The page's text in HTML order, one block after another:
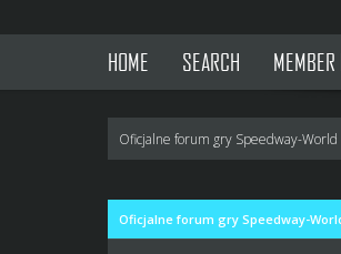
HOME SEARCH
Oficjalne forum gry Speedway-World
Oficjalne forum gry Speedway-